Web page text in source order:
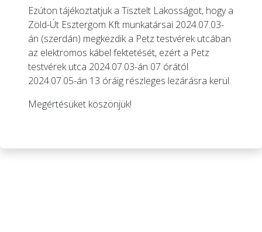
Ezúton tájékoztatjuk a Tisztelt Lakosságot, hogy a
Zöld-Út Esztergom Kft munkatársai 2024.07.03-
án (szerdán) megkezdik a Petz testvérek utcában
az elektromos kábel fektetését, ezért a Petz
testvérek utca 2024.07.03-án 07 órától
2024.07.05-án 13 óráig részleges lezárásra kerül.
Megértésüket köszönjük!